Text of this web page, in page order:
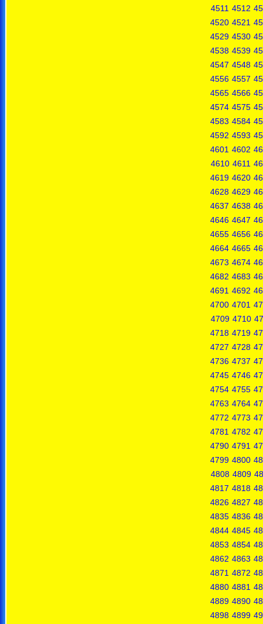
4511 4512
4520 4521
4529 4530
4538 4539
4547 4548
4556 4557
4565 4566
4574 4575
4583 4584
4592 4593
4601 4602
4610 4611
4619 4620
4628 4629
4637 4638
4646 4647
4655 4656
4664 4665
4673 4674
4682 4683
4691 4692
4700 4701
4709 4710
4718 4719
4727 4728
4736 4737
4745 4746
4754 4755
4763 4764
4772 4773
4781 4782
4790 4791
4799 4800
4808 4809
4817 4818
4826 4827
4835 4836
4844 4845
4853 4854
4862 4863
4871 4872
4880 4881
4889 4890
4898 4899